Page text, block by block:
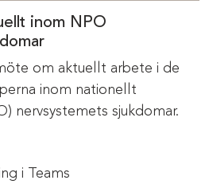
inom NPO
om aktuellt arbete i de
inom nationellt
nervsystemets sjukdomar.
i Teams